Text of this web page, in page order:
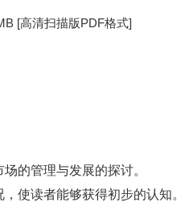
[高清扫描版PDF格式]
的管理与发展的探讨。
使读者能够获得初步的认知。